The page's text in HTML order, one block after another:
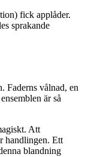
fick applåder.
sprakande
Faderns vålnad, en
är så
Att
handlingen. Ett
blandning